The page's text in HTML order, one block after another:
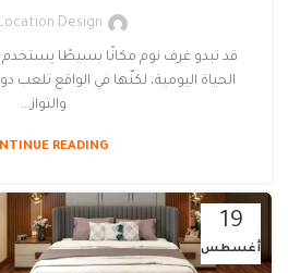
Location Design
قد تبدو غرف نوم مكانًا بسيطًا يستخدم
الحياة اليومية، لكنّها في الواقع تلعب
والتواز...
READING
19
أغسطس